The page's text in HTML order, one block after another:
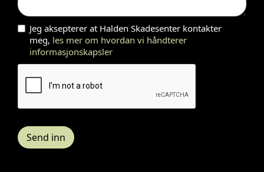
Jeg aksepterer at Halden Skadesenter kontakter
meg, les mer om hvordan vi håndterer
informasjonskapsler